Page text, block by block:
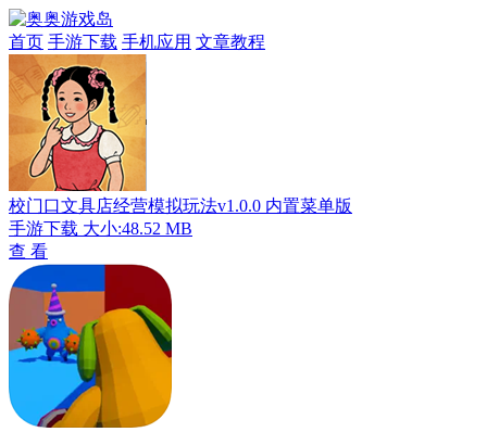
首页 手游下载 手机应用 文章教程
校门口文具店经营模拟玩法v1.0.0 内置菜单版
手游下载 大小:48.52 MB
查 看